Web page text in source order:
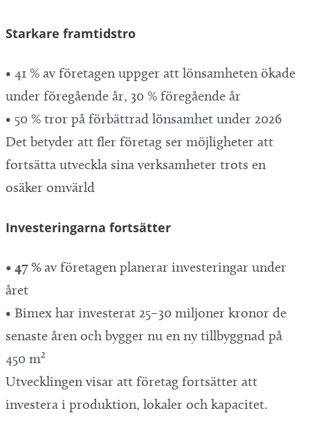
Starkare framtidstro
• 41 % av företagen uppger att lönsamheten ökade
under föregående år, 30 % föregående år
• 50 % tror på förbättrad lönsamhet under 2026
Det betyder att fler företag ser möjligheter att
fortsätta utveckla sina verksamheter trots en
osäker omvärld
Investeringarna fortsätter
• 47 %av företagen planerar investeringar under
året
• Bimex har investerat 25–30 miljoner kronor de
senaste åren och bygger nu en ny tillbyggnad på
450 m²
Utvecklingen visar att företag fortsätter att
investera i produktion, lokaler och kapacitet.